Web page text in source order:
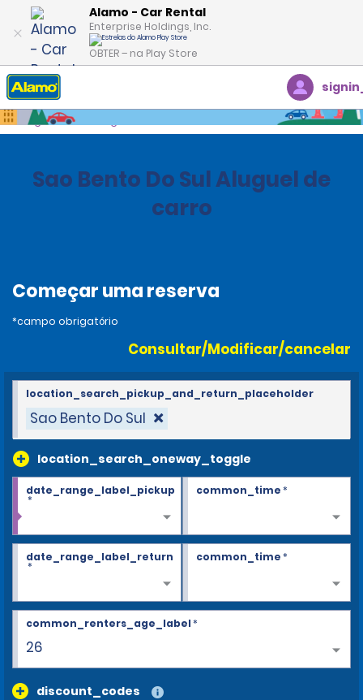
Alamo - Car Rental
Enterprise Holdings, Inc.
OBTER – na Play Store
Página inicial
Sao Bento Do Sul Aluguel de
carro
Começar uma reserva
*campo obrigatório
Consultar/Modificar/cancelar
Sao Bento Do Sul
location_search_oneway_toggle
location_search_pickup_and_return_placeholder
date_range_label_pickup
*
common_time*
date_range_label_return
*
common_time*
26
common_renters_age_label*
discount_codes